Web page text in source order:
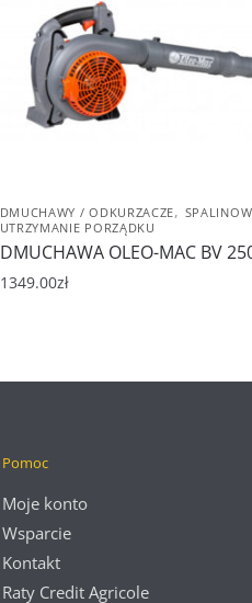
DMUCHAWY / ODKURZACZE,
UTRZYMANIE PORZĄDKU
DMUCHAWA OLEO-MAC BV
1349.00zł
Pomoc
Moje konto
Wsparcie
Kontakt
Raty Credit Agricole